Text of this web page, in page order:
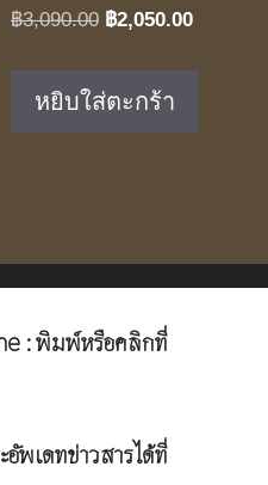
฿3,090.00 Original
฿3,090.00.
฿2,050.00Current
หยิบใส่ตะกร้า
: พิมพ์หรือคลิกที่
พเดทข่าวสารได้ที่